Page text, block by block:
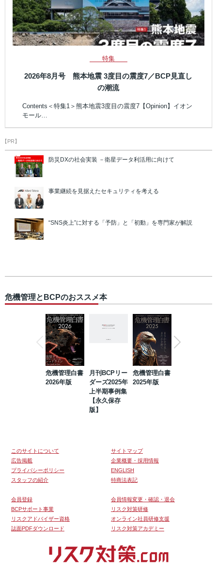
特集
2026年8月号 熊本地震 3度目の震度7／BCP見直し
の潮流
Contents＜特集1＞熊本地震3度目の震度7【Opinion】イオン
モール…
【PR】
防災DXの社会実装 －衛星データ利活用に向けて
事業継続を見据えたセキュリティを考える
“SNS炎上”に対する「予防」と「初動」を専門家が解説
危機管理とBCPのおススメ本
危機管理白書
2026年版
月刊BCPリー
ダーズ2025年
上半期事例集
【永久保存
版】
危機管理白書
2025年版
このサイトについて
サイトマップ
広告掲載
企業概要・採用情報
プライバシーポリシー
ENGLISH
スタッフの紹介
特商法表記
会員登録
会員情報変更・確認・退会
BCPサポート事業
リスク対策研修
リスクアドバイザー資格
オンライン社員研修支援
誌面PDFダウンロード
リスク対策アカデミー